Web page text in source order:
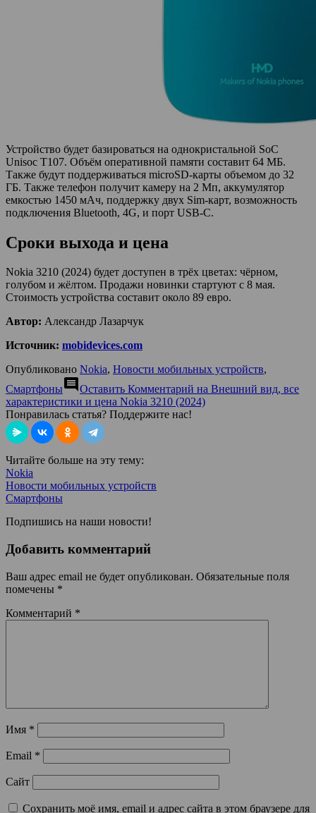
Устройство будет базироваться на однокристальной SoC
Unisoc T107. Объём оперативной памяти составит 64 МБ.
Также будут поддерживаться microSD-карты объемом до 32
ГБ. Также телефон получит камеру на 2 Мп, аккумулятор
емкостью 1450 мАч, поддержку двух Sim-карт, возможность
подключения Bluetooth, 4G, и порт USB-C.
Сроки выхода и цена
Nokia 3210 (2024) будет доступен в трёх цветах: чёрном,
голубом и жёлтом. Продажи новинки стартуют с 8 мая.
Стоимость устройства составит около 89 евро.
Автор: Александр Лазарчук
Источник: mobidevices.com
Опубликовано Nokia, Новости мобильных устройств,
Смартфоныcomment Оставить Комментарий на Внешний вид, все
характеристики и цена Nokia 3210 (2024)
Понравилась статья? Поддержите нас!
Читайте больше на эту тему:
Nokia
Новости мобильных устройств
Смартфоны
Подпишись на наши новости!
Добавить комментарий
Ваш адрес email не будет опубликован. Обязательные поля
помечены *
Комментарий *
Имя *
Email *
Сайт
Сохранить моё имя, email и адрес сайта в этом браузере для